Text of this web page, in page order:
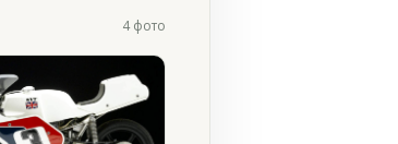
4 фото